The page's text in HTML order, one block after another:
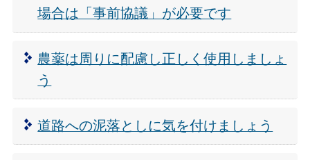
場合は「事前協議」が必要です
農薬は周りに配慮し正しく使用しましょ
う
道路への泥落としに気を付けましょう